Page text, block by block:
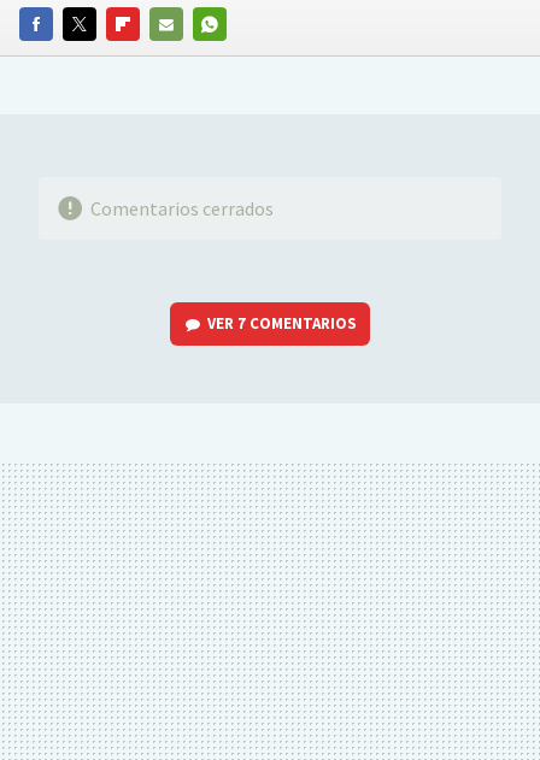
FACEBOOKTWITTERFLIPBOARD
E-
WHATSAPP
Comentarios cerrados
VER 7 COMENTARIOS